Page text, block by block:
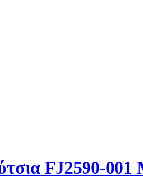
FJ2590-